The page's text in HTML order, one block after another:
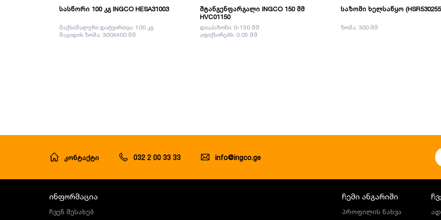
სასწორი 100 კგ INGCO HESA31003
მაქსიმალური დატვირთვა: 100 კგ
მაგიდის ზომა: 300X400 მმ
შტანგენფარგალი INGCO 150 მმ
HVC01150
დიაპაზონი: 0-150 მმ
აფიქსირებს: 0.05 მმ
საზომი ხელსაწყო
ზომა: 300 მმ
კონტაქტი 032 2 00 33 33 info@ingco.ge
ინფორმაცია
ჩვენ შესახებ
ჩემი ანგარიში
პროფილის ნახვა